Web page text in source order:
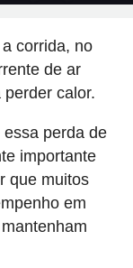
corrida, no
de ar
calor.
perda de
importante
que muitos
em